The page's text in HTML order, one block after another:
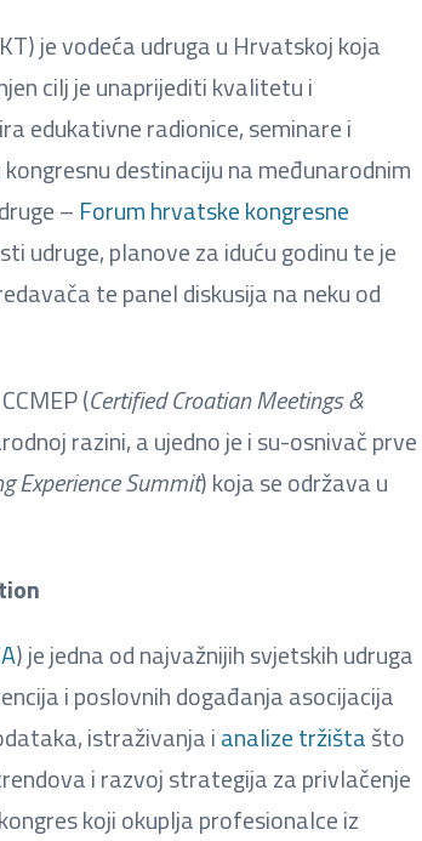
je vodeća udruga u Hrvatskoj koja
cilj je unaprijediti kvalitetu i
edukativne radionice, seminare i
destinaciju na međunarodnim
– Forum hrvatske kongresne
udruge, planove za iduću godinu te je
te panel diskusija na neku od
(Certified Croatian Meetings &
razini, a ujedno je i su-osnivač prve
Experience Summit) koja se održava u
) je jedna od najvažnijih svjetskih udruga
i poslovnih događanja asocijacija
istraživanja ianalize tržištašto
i razvoj strategija za privlačenje
koji okuplja profesionalce iz